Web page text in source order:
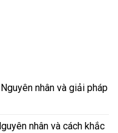
nhân và giải pháp
nhân và cách khắc